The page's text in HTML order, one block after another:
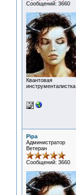
Сообщений: 3660
Квантовая
инструменталистка
Pipa
Администратор
Ветеран
Сообщений: 3660